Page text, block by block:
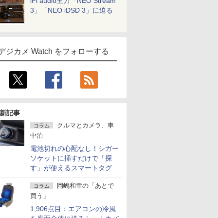
3」「NEO iDSD 3」に迫る
ジカメ Watch をフォローする
記事
コラム
クルマとカメラ、車
中泊
電池切れの心配なし！シガー
ソケットに挿すだけで「探
す」が使えるスマートタグ
コラム
岡嶋和幸の「あとで
買う」
1,906点目：エアコンの冷風